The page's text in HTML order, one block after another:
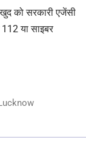
को सरकारी एजेंसी
या साइबर